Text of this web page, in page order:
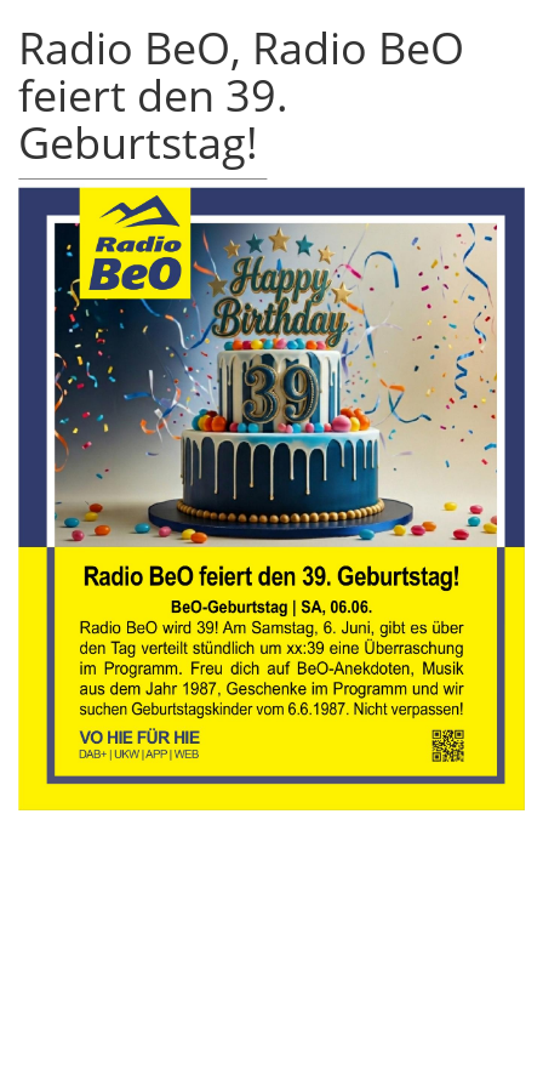
Radio BeO, Radio BeO
feiert den 39.
Geburtstag!